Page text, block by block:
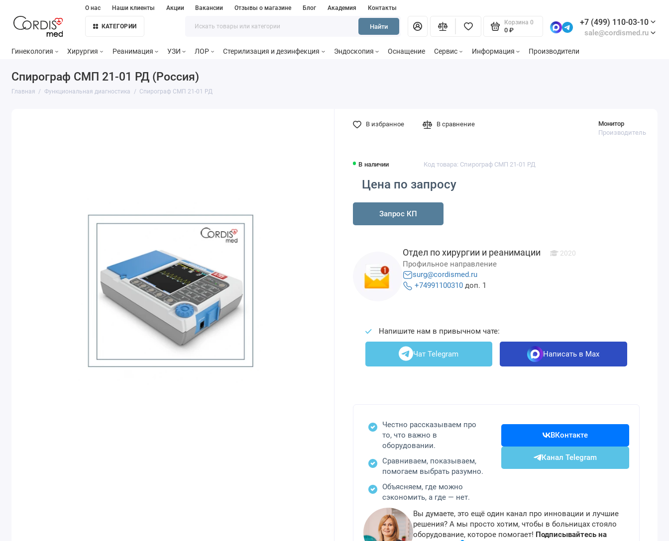
О нас Наши клиенты Акции Вакансии Отзывы о магазине Блог Академия Контакты
КАТЕГОРИИ Найти
Корзина 0
0 ₽
+7 (499) 110-03-10
sale@cordismed.ru
Гинекология Хирургия Реанимация УЗИ ЛОР Стерилизация и дезинфекция Эндоскопия Оснащение Сервис Информация Производители
Спирограф СМП 21-01 РД (Россия)
Главная Функциональная диагностика Спирограф СМП 21-01 РД
В наличии Код товара: Спирограф СМП 21-01 РД
Монитор
Производитель
Цена по запросу
Запрос КП
В избранное В сравнение
Отдел по хирургии и реанимации 2020
Профильное направление
surg@cordismed.ru
+74991100310 доп. 1
Напишите нам в привычном чате:
Чат Telegram Написать в Max
Честно рассказываем про
то, что важно в
оборудовании.
Сравниваем, показываем,
помогаем выбрать разумно.
Объясняем, где можно
сэкономить, а где — нет.
ВКонтакте
Канал Telegram
Вы думаете, это ещё один канал про инновации и лучшие
решения? А мы просто хотим, чтобы в больницах стояло
оборудование, которое помогает! Подписывайтесь на